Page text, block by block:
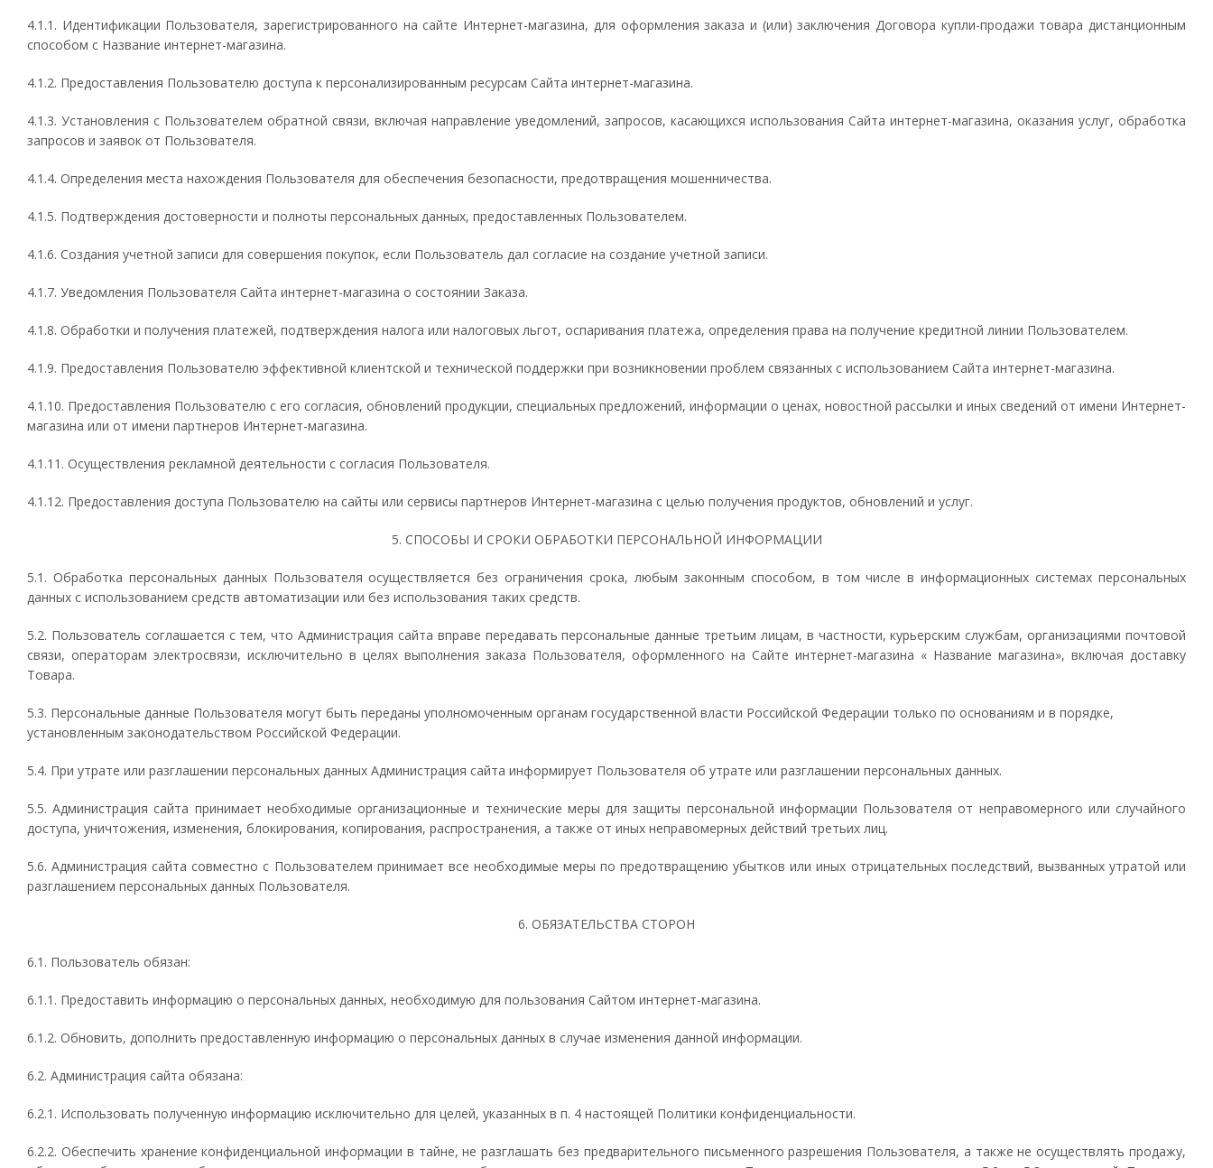
4.1.1. Идентификации Пользователя, зарегистрированного на сайте Интернет-магазина, для оформления заказа и (или) заключения Договора купли-продажи товара дистанционным
способом с Название интернет-магазина.
4.1.2. Предоставления Пользователю доступа к персонализированным ресурсам Сайта интернет-магазина.
4.1.3. Установления с Пользователем обратной связи, включая направление уведомлений, запросов, касающихся использования Сайта интернет-магазина, оказания услуг, обработка
запросов и заявок от Пользователя.
4.1.4. Определения места нахождения Пользователя для обеспечения безопасности, предотвращения мошенничества.
4.1.5. Подтверждения достоверности и полноты персональных данных, предоставленных Пользователем.
4.1.6. Создания учетной записи для совершения покупок, если Пользователь дал согласие на создание учетной записи.
4.1.7. Уведомления Пользователя Сайта интернет-магазина о состоянии Заказа.
4.1.8. Обработки и получения платежей, подтверждения налога или налоговых льгот, оспаривания платежа, определения права на получение кредитной линии Пользователем.
4.1.9. Предоставления Пользователю эффективной клиентской и технической поддержки при возникновении проблем связанных с использованием Сайта интернет-магазина.
4.1.10. Предоставления Пользователю с его согласия, обновлений продукции, специальных предложений, информации о ценах, новостной рассылки и иных сведений от имени Интернет-
магазина или от имени партнеров Интернет-магазина.
4.1.11. Осуществления рекламной деятельности с согласия Пользователя.
4.1.12. Предоставления доступа Пользователю на сайты или сервисы партнеров Интернет-магазина с целью получения продуктов, обновлений и услуг.
5. СПОСОБЫ И СРОКИ ОБРАБОТКИ ПЕРСОНАЛЬНОЙ ИНФОРМАЦИИ
5.1. Обработка персональных данных Пользователя осуществляется без ограничения срока, любым законным способом, в том числе в информационных системах персональных
данных с использованием средств автоматизации или без использования таких средств.
5.2. Пользователь соглашается с тем, что Администрация сайта вправе передавать персональные данные третьим лицам, в частности, курьерским службам, организациями почтовой
связи, операторам электросвязи, исключительно в целях выполнения заказа Пользователя, оформленного на Сайте интернет-магазина « Название магазина», включая доставку
Товара.
5.3. Персональные данные Пользователя могут быть переданы уполномоченным органам государственной власти Российской Федерации только по основаниям и в порядке,
установленным законодательством Российской Федерации.
5.4. При утрате или разглашении персональных данных Администрация сайта информирует Пользователя об утрате или разглашении персональных данных.
5.5. Администрация сайта принимает необходимые организационные и технические меры для защиты персональной информации Пользователя от неправомерного или случайного
доступа, уничтожения, изменения, блокирования, копирования, распространения, а также от иных неправомерных действий третьих лиц.
5.6. Администрация сайта совместно с Пользователем принимает все необходимые меры по предотвращению убытков или иных отрицательных последствий, вызванных утратой или
разглашением персональных данных Пользователя.
6. ОБЯЗАТЕЛЬСТВА СТОРОН
6.1. Пользователь обязан:
6.1.1. Предоставить информацию о персональных данных, необходимую для пользования Сайтом интернет-магазина.
6.1.2. Обновить, дополнить предоставленную информацию о персональных данных в случае изменения данной информации.
6.2. Администрация сайта обязана:
6.2.1. Использовать полученную информацию исключительно для целей, указанных в п. 4 настоящей Политики конфиденциальности.
6.2.2. Обеспечить хранение конфиденциальной информации в тайне, не разглашать без предварительного письменного разрешения Пользователя, а также не осуществлять продажу,